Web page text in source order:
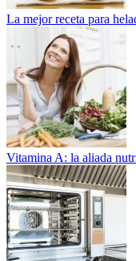
La mejor receta para
Vitamina A: la aliada